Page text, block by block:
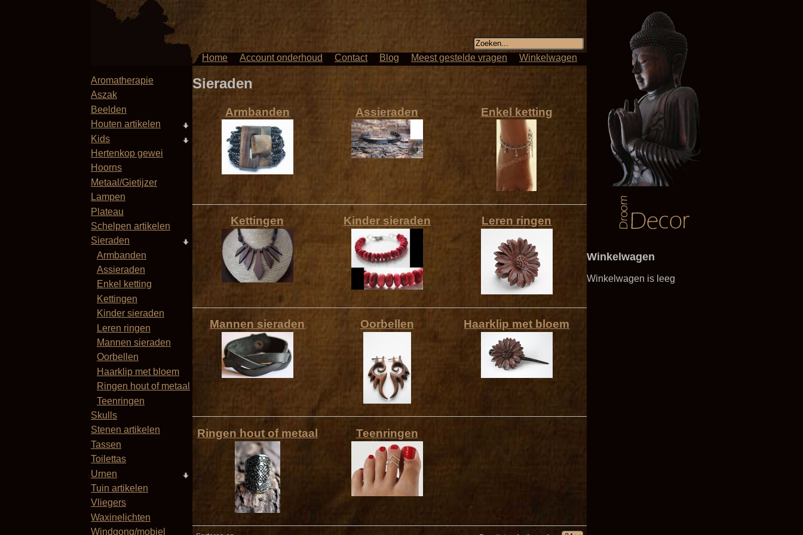
Home Account onderhoud Contact Blog Meest gestelde vragen Winkelwagen
Winkelwagen
Winkelwagen is leeg
Aromatherapie
Aszak
Beelden
Houten artikelen
Kids
Hertenkop gewei
Hoorns
Metaal/Gietijzer
Lampen
Plateau
Schelpen artikelen
Sieraden
Armbanden
Assieraden
Enkel ketting
Kettingen
Kinder sieraden
Leren ringen
Mannen sieraden
Oorbellen
Haarklip met bloem
Ringen hout of metaal
Teenringen
Skulls
Stenen artikelen
Tassen
Toilettas
Urnen
Tuin artikelen
Vliegers
Waxinelichten
Windgong/mobiel
Sieraden
Armbanden Assieraden Enkel ketting
Kettingen Kinder sieraden Leren ringen
Mannen sieraden Oorbellen Haarklip met bloem
Ringen hout of metaal Teenringen